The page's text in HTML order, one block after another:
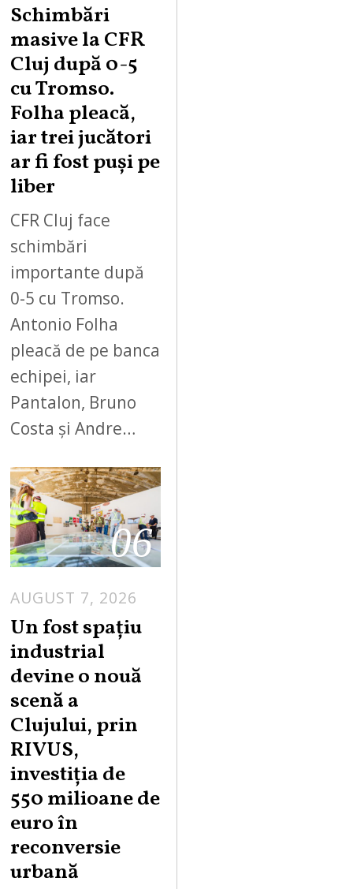
Schimbări
masive la CFR
Cluj după 0-5
cu Tromso.
Folha pleacă,
iar trei jucători
ar fi fost puși pe
liber
CFR Cluj face
schimbări
importante după
0-5 cu Tromso.
Antonio Folha
pleacă de pe banca
echipei, iar
Pantalon, Bruno
Costa și Andre…
06
AUGUST 7, 2026
Un fost spațiu
industrial
devine o nouă
scenă a
Clujului, prin
RIVUS,
investiția de
550 milioane de
euro în
reconversie
urbană